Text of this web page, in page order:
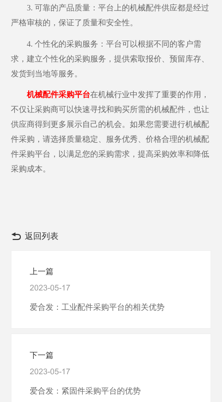
3. 可靠的产品质量 ：平台上的机械配件供应都是经过
严格审核的，保证了质量和安全性。
4. 个性化的采购服务：平台可以根据不同的客户需
求，建立个性化的采购服务，提供索取报价、预留库存、
发货到当地等服务。
机械配件采购平台在机械行业中发挥了重要的作用，
不仅让采购商可以快速寻找和购买所需的机械配件，也让
供应商得到更多展示自己的机会。如果您需要进行机械配
件采购，请选择质量稳定、服务优秀、价格合理的机械配
件采购平台，以满足您的采购需求，提高采购效率和降低
采购成本。
返回列表
上一篇
2023-05-17
爱合发：工业配件采购平台的相关优势
下一篇
2023-05-17
爱合发：紧固件采购平台的优势